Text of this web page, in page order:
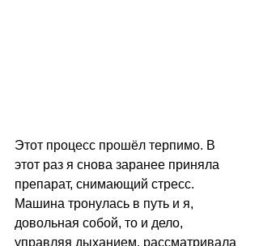
Этот процесс прошёл терпимо. В
этот раз я снова заранее приняла
препарат, снимающий стресс.
Машина тронулась в путь и я,
довольная собой, то и дело,
управляя дыханием, рассматривала